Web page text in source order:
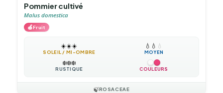
Pommier cultivé
Malus domestica
🍎Fruit
☀️☀️☀️
SOLEIL / MI-OMBRE
💧 💧 💧
MOYEN
❄️❄️❄️
RUSTIQUE COULEURS
🍃ROSACEAE